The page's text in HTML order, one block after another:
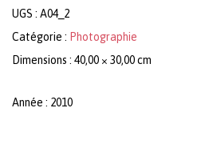
UGS : A04_2
Catégorie : Photographie
Dimensions : 40,00 × 30,00 cm
Année : 2010